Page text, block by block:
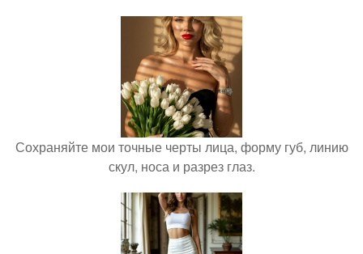
Сохраняйте мои точные черты лица, форму губ, линию
скул, носа и разрез глаз.